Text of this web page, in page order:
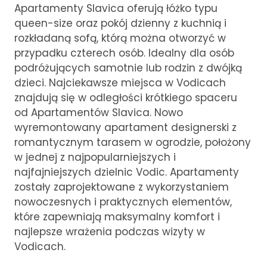
Apartamenty Slavica oferują łóżko typu
queen-size oraz pokój dzienny z kuchnią i
rozkładaną sofą, którą można otworzyć w
przypadku czterech osób. Idealny dla osób
podróżujących samotnie lub rodzin z dwójką
dzieci. Najciekawsze miejsca w Vodicach
znajdują się w odległości krótkiego spaceru
od Apartamentów Slavica. Nowo
wyremontowany apartament designerski z
romantycznym tarasem w ogrodzie, położony
w jednej z najpopularniejszych i
najfajniejszych dzielnic Vodic. Apartamenty
zostały zaprojektowane z wykorzystaniem
nowoczesnych i praktycznych elementów,
które zapewniają maksymalny komfort i
najlepsze wrażenia podczas wizyty w
Vodicach.